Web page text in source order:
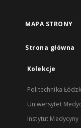
MAPA STRONY
Strona główna
Kolekcje
Politechnika
Uniwersytet
Instytut